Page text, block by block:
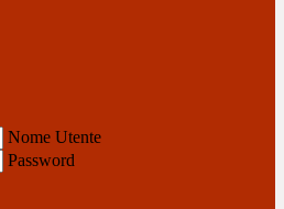
Nome Utente
Password